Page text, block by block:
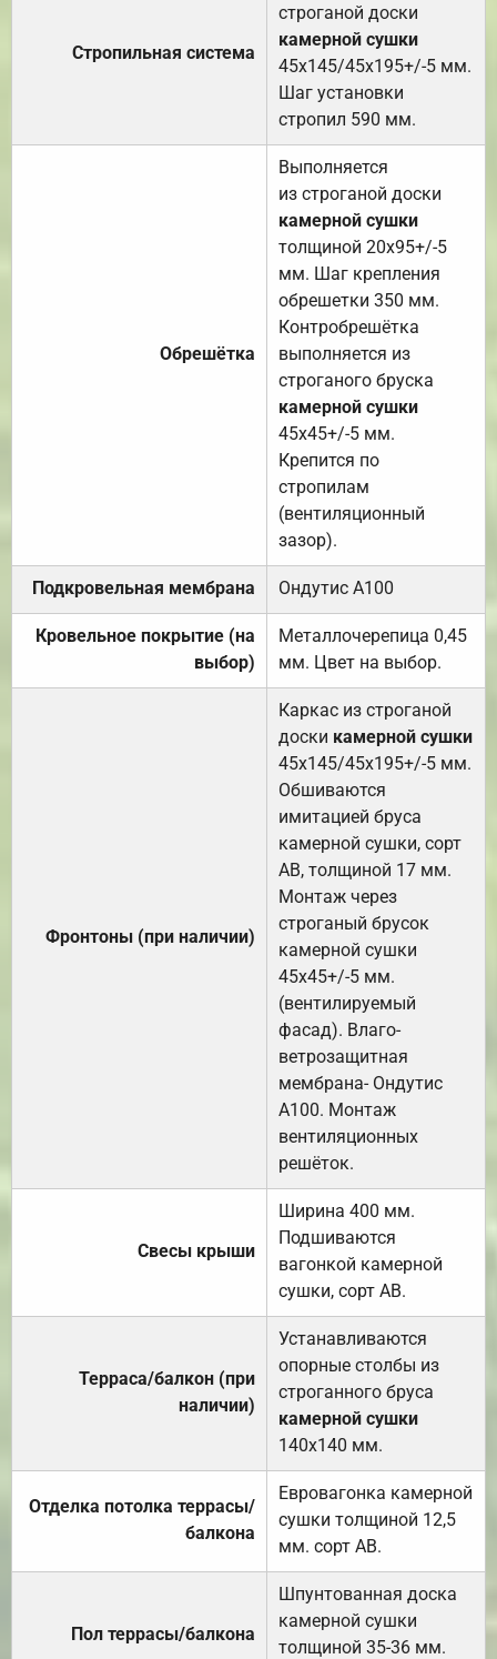
Стропильная система
строганой доски
камерной сушки
45х145/45х195+/-5 мм.
Шаг установки
стропил 590 мм.
Обрешётка
Выполняется
из строганой доски
камерной сушки
толщиной 20х95+/-5
мм. Шаг крепления
обрешетки 350 мм.
Контробрешётка
выполняется из
строганого бруска
камерной сушки
45х45+/-5 мм.
Крепится по
стропилам
(вентиляционный
зазор).
Подкровельная мембрана Ондутис А100
Кровельное покрытие (на
выбор)
Металлочерепица 0,45
мм. Цвет на выбор.
Фронтоны (при наличии)
Каркас из строганой
доски камерной сушки
45х145/45х195+/-5 мм.
Обшиваются
имитацией бруса
камерной сушки, сорт
АВ, толщиной 17 мм.
Монтаж через
строганый брусок
камерной сушки
45х45+/-5 мм.
(вентилируемый
фасад). Влаго-
ветрозащитная
мембрана- Ондутис
А100. Монтаж
вентиляционных
решёток.
Свесы крыши
Ширина 400 мм.
Подшиваются
вагонкой камерной
сушки, сорт АВ.
Терраса/балкон (при
наличии)
Устанавливаются
опорные столбы из
строганного бруса
камерной сушки
140х140 мм.
Отделка потолка террасы/
балкона
Евровагонка камерной
сушки толщиной 12,5
мм. сорт АВ.
Пол террасы/балкона
Шпунтованная доска
камерной сушки
толщиной 35-36 мм.